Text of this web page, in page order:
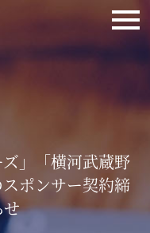
ズ」「横河武蔵野
ポンサー契約締